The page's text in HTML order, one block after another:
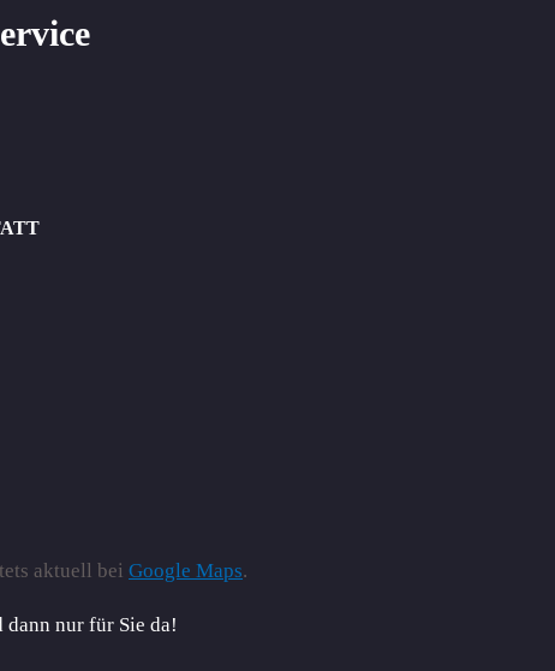
aktuell bei Google Maps.
dann nur für Sie da!